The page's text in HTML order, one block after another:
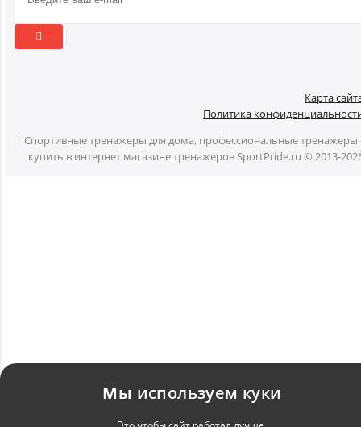
Карта
Политика
| Спортивные тренажеры для дома, профессиональные тренажеры
купить в интернет магазине тренажеров SportPride.ru © 2013-
Мы используем куки